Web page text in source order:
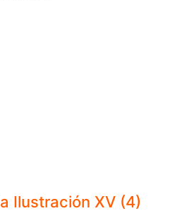
Ilustración XV (4)